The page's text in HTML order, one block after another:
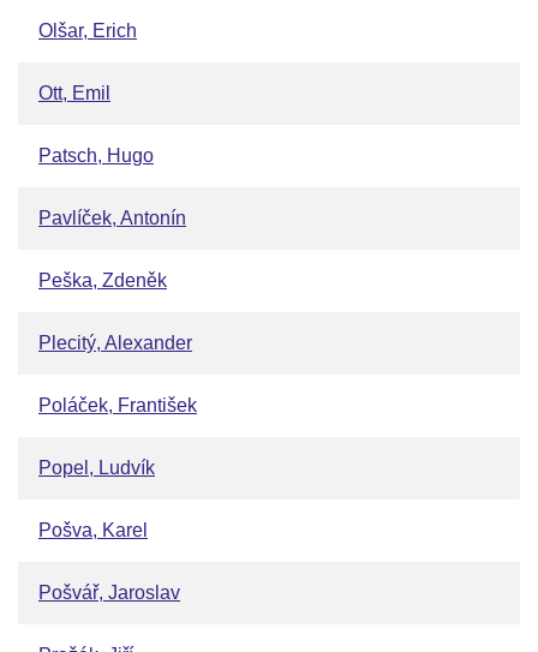
Olšar, Erich
Ott, Emil
Patsch, Hugo
Pavlíček, Antonín
Peška, Zdeněk
Plecitý, Alexander
Poláček, František
Popel, Ludvík
Pošva, Karel
Pošvář, Jaroslav